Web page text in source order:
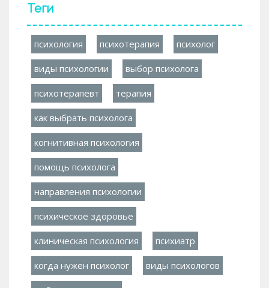
Теги
психология психотерапия психолог
виды психологии выбор психолога
психотерапевт терапия
как выбрать психолога
когнитивная психология
помощь психолога
направления психологии
психическое здоровье
клиническая психология психиатр
когда нужен психолог виды психологов